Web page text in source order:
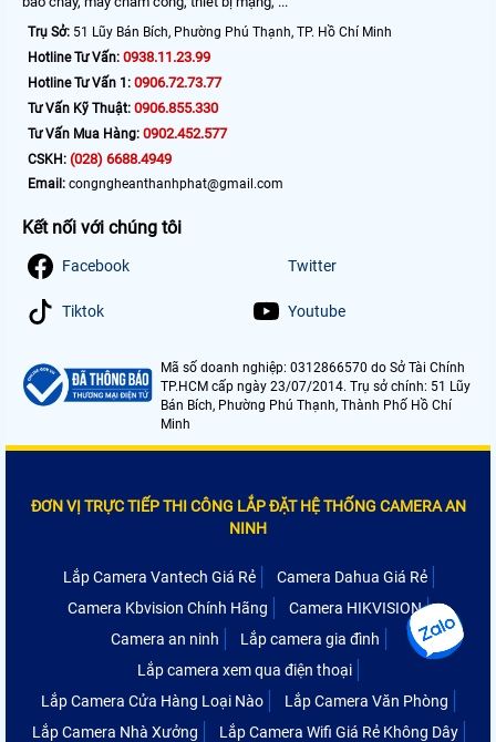
Trụ Sở: 51 Lũy Bán Bích, Phường Phú Thạnh, TP. Hồ Chí Minh
Hotline Tư Vấn: 0938.11.23.99
Hotline Tư Vấn 1: 0906.72.73.77
Tư Vấn Kỹ Thuật: 0906.855.330
Tư Vấn Mua Hàng: 0902.452.577
CSKH: (028) 6688.4949
Email: congngheanthanhphat@gmail.com
Kết nối với chúng tôi
Facebook Twitter
Tiktok Youtube
Mã số doanh nghiệp: 0312866570 do Sở Tài Chính
TP.HCM cấp ngày 23/07/2014. Trụ sở chính: 51 Lũy
Bán Bích, Phường Phú Thạnh, Thành Phố Hồ Chí
Minh
ĐƠN VỊ TRỰC TIẾP THI CÔNG LẮP ĐẶT HỆ THỐNG CAMERA AN
NINH
Lắp Camera Vantech Giá Rẻ
Camera Dahua Giá Rẻ
Camera Kbvision Chính Hãng
Camera HIKVISION
Camera an ninh
Lắp camera gia đình
Lắp camera xem qua điện thoại
Lắp Camera Cửa Hàng Loại Nào
Lắp Camera Văn Phòng
Lắp Camera Nhà Xưởng
Lắp Camera Wifi Giá Rẻ Không Dây